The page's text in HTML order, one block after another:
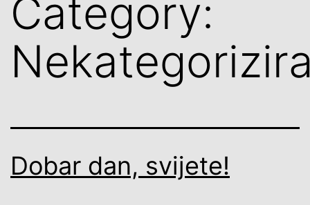
Category:
Dobar dan, svijete!